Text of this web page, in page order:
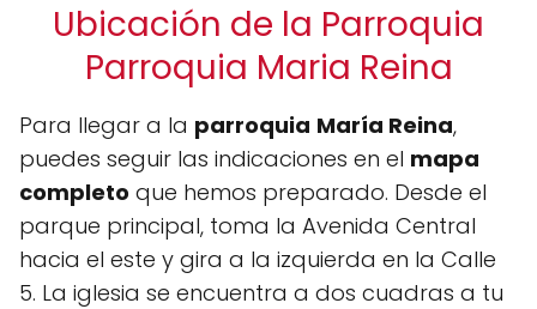
Ubicación de la Parroquia
Parroquia Maria Reina
Para llegar a la parroquia María Reina,
puedes seguir las indicaciones en el mapa
completo que hemos preparado. Desde el
parque principal, toma la Avenida Central
hacia el este y gira a la izquierda en la Calle
5. La iglesia se encuentra a dos cuadras a tu